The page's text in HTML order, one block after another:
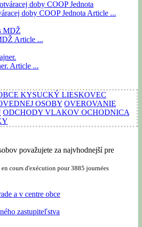
doby COOP Jednota Article ...
Article ...
Article ...
KYSUCKÝ LIESKOVEC
OSOBY OVEROVANIE
ODCHODY VLAKOV OCHODNICA
považujete za najvhodnejší pre
en cours d'exécution pour 3885 journées
a v centre obce
zastupiteľstva